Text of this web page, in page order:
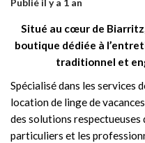
Publié il y a 1 an
Situé au cœur de
boutique dédiée à
traditionnel et
Spécialisé dans les services
location de linge de
des solutions respectueuses
particuliers et les